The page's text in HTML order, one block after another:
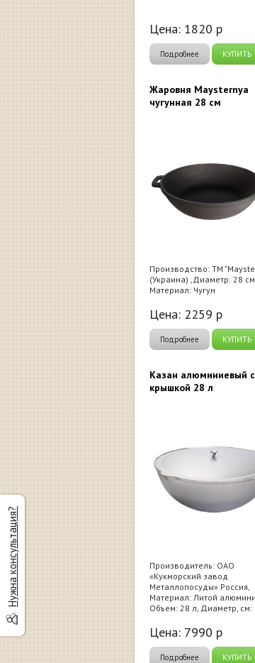
Цена: 1820 р
Подробнее КУПИТЬ
Жаровня Maysternya
чугунная 28 см
Производство: ТМ
(Украина) ,Диаметр: 28 см,
Материал: Чугун
Цена: 2259 р
Подробнее КУПИТЬ
Казан алюминиевый с
крышкой 28 л
Производитель: ОАО
«Кукморский завод
Металлопосуды» Россия,
Материал: Литой
Объем: 28 л, Диаметр, см:
Цена: 7990 р
Подробнее КУПИТЬ
Нужна консультация?